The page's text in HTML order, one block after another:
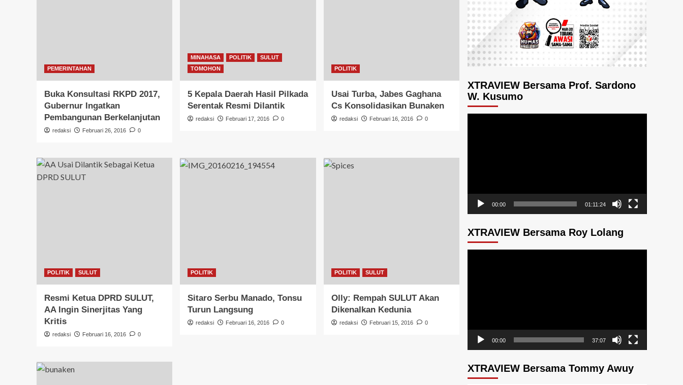
PEMERINTAHAN
Buka Konsultasi RKPD 2017,
Gubernur Ingatkan
Pembangunan Berkelanjutan
redaksi Februari 26, 2016 0
MINAHASA POLITIK
SULUT
TOMOHON
5 Kepala Daerah Hasil Pilkada
Serentak Resmi Dilantik
redaksi Februari 17, 2016 0
POLITIK
Usai Turba, Jabes Gaghana
Cs Konsolidasikan Bunaken
redaksi Februari 16, 2016 0
POLITIK SULUT
Resmi Ketua DPRD SULUT,
AA Ingin Sinerjitas Yang
Kritis
redaksi Februari 16, 2016 0
POLITIK
Sitaro Serbu Manado, Tonsu
Turun Langsung
redaksi Februari 16, 2016 0
POLITIK SULUT
Olly: Rempah SULUT Akan
Dikenalkan Kedunia
redaksi Februari 15, 2016 0
XTRAVIEW Bersama Prof. Sardono
W. Kusumo
00:00 01:11:24
XTRAVIEW Bersama Roy Lolang
00:00 37:07
XTRAVIEW Bersama Tommy Awuy